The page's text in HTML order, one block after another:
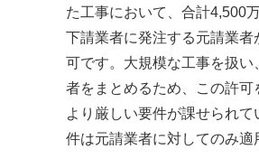
た工事において、合計4,500
下請業者に発注する元請業者
可です。大規模な工事を扱い
者をまとめるため、この許可
より厳しい要件が課せられて
件は元請業者に対してのみ適